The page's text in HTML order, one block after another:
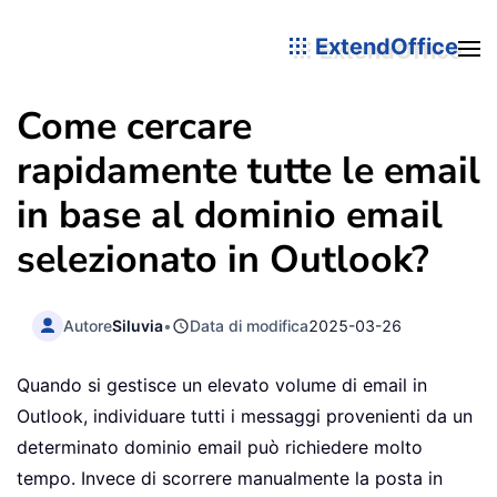
ExtendOffice
Come cercare
rapidamente tutte le email
in base al dominio email
selezionato in Outlook?
AutoreSiluvia• Data di modifica2025-03-26
Quando si gestisce un elevato volume di email in
Outlook, individuare tutti i messaggi provenienti da un
determinato dominio email può richiedere molto
tempo. Invece di scorrere manualmente la posta in